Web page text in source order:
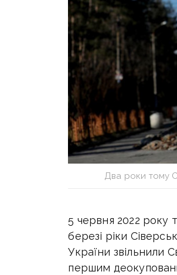
Два роки тому
5 червня 2022 року
березі ріки
України звільнили
першим